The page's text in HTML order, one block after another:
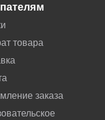
товара
заказа